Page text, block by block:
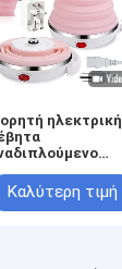
ηλεκτρική
τσάι γρήγορη
Καλύτερη τιμή